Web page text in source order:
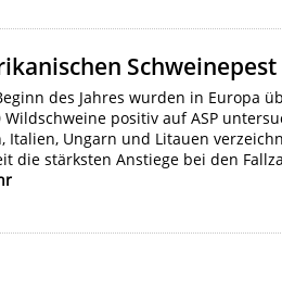
Schweinepest
des Jahres wurden in Europa
Wildschweine positiv auf ASP
Italien, Ungarn und Litauen
die stärksten Anstiege bei den